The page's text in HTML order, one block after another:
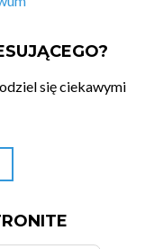
się ciekawymi